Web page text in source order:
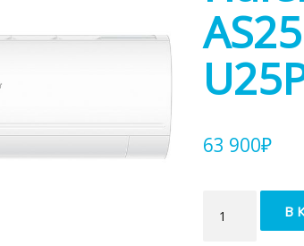
63 900₽
товара
Кондиционер
В